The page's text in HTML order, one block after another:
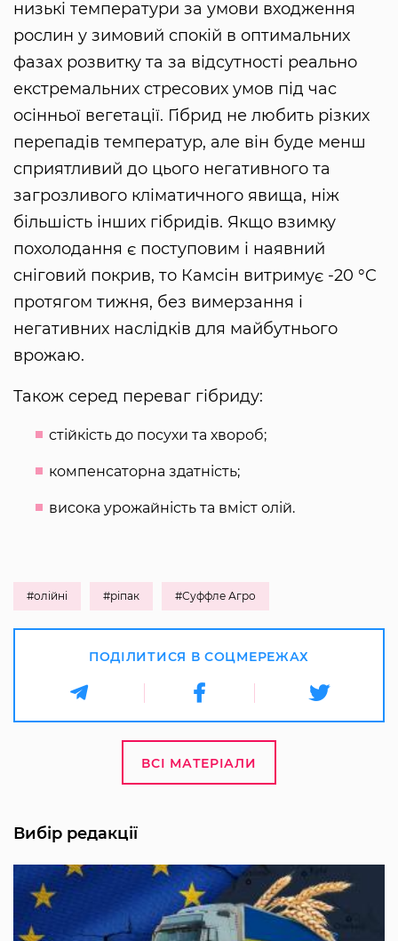
низькі температури за умови входження
рослин у зимовий спокій в оптимальних
фазах розвитку та за відсутності реально
екстремальних стресових умов під час
осінньої вегетації. Гібрид не любить різких
перепадів температур, але він буде менш
сприятливий до цього негативного та
загрозливого кліматичного явища, ніж
більшість інших гібридів. Якщо взимку
похолодання є поступовим і наявний
сніговий покрив, то Камсін витримує -20 °C
протягом тижня, без вимерзання і
негативних наслідків для майбутнього
врожаю.
Також серед переваг гібриду:
стійкість до посухи та хвороб;
компенсаторна здатність;
висока урожайність та вміст олій.
#олійні #ріпак #Суффле Агро
ПОДІЛИТИСЯ В СОЦМЕРЕЖАХ
ВСІ МАТЕРІАЛИ
Вибір редакції